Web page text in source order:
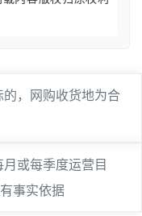
，网购收货地为合
或每季度运营目
事实依据